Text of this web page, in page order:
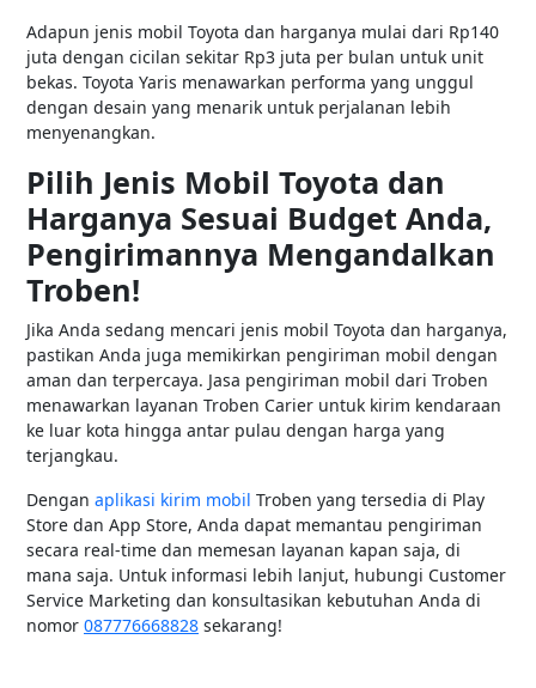
Adapun jenis mobil Toyota dan harganya mulai dari Rp140
juta dengan cicilan sekitar Rp3 juta per bulan untuk unit
bekas. Toyota Yaris menawarkan performa yang unggul
dengan desain yang menarik untuk perjalanan lebih
menyenangkan.
Pilih Jenis Mobil Toyota dan
Harganya Sesuai Budget Anda,
Pengirimannya Mengandalkan
Troben!
Jika Anda sedang mencari jenis mobil Toyota dan harganya,
pastikan Anda juga memikirkan pengiriman mobil dengan
aman dan terpercaya. Jasa pengiriman mobil dari Troben
menawarkan layanan Troben Carier untuk kirim kendaraan
ke luar kota hingga antar pulau dengan harga yang
terjangkau.
Dengan aplikasi kirim mobil Troben yang tersedia di Play
Store dan App Store, Anda dapat memantau pengiriman
secara real-time dan memesan layanan kapan saja, di
mana saja. Untuk informasi lebih lanjut, hubungi Customer
Service Marketing dan konsultasikan kebutuhan Anda di
nomor 087776668828 sekarang!